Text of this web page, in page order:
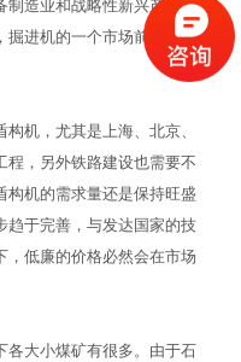
掘进机的一个市场前景可谓
机，尤其是上海、北京、
程，另外铁路建设也需要不
构机的需求量还是保持旺盛
趋于完善，与发达国家的技
低廉的价格必然会在市场
大小煤矿有很多。由于石